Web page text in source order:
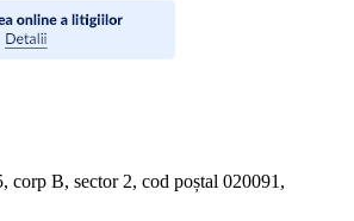
corp B, sector 2, cod poștal 020091,